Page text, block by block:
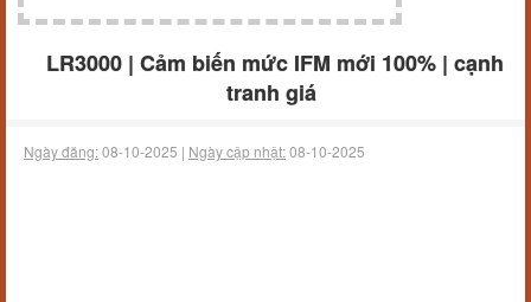
LR3000 | Cảm biến mức IFM mới 100% | cạnh
tranh giá
Ngày đăng:08-10-2025 | Ngày cập nhật:08-10-2025